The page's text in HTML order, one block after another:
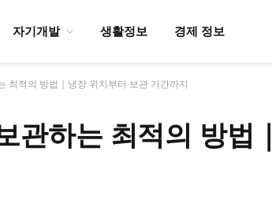
자기개발 생활정보 경제 정보
최적의 방법｜냉장 위치부터 보관 기간까지
관하는 최적의 방법